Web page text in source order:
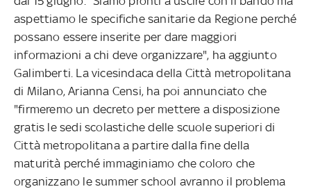
aspettiamo le specifiche sanitarie da Regione perché
possano essere inserite per dare maggiori
informazioni a chi deve organizzare", ha aggiunto
Galimberti. La vicesindaca della Città metropolitana
di Milano, Arianna Censi, ha poi annunciato che
"firmeremo un decreto per mettere a disposizione
gratis le sedi scolastiche delle scuole superiori di
Città metropolitana a partire dalla fine della
maturità perché immaginiamo che coloro che
organizzano le summer school avranno il problema